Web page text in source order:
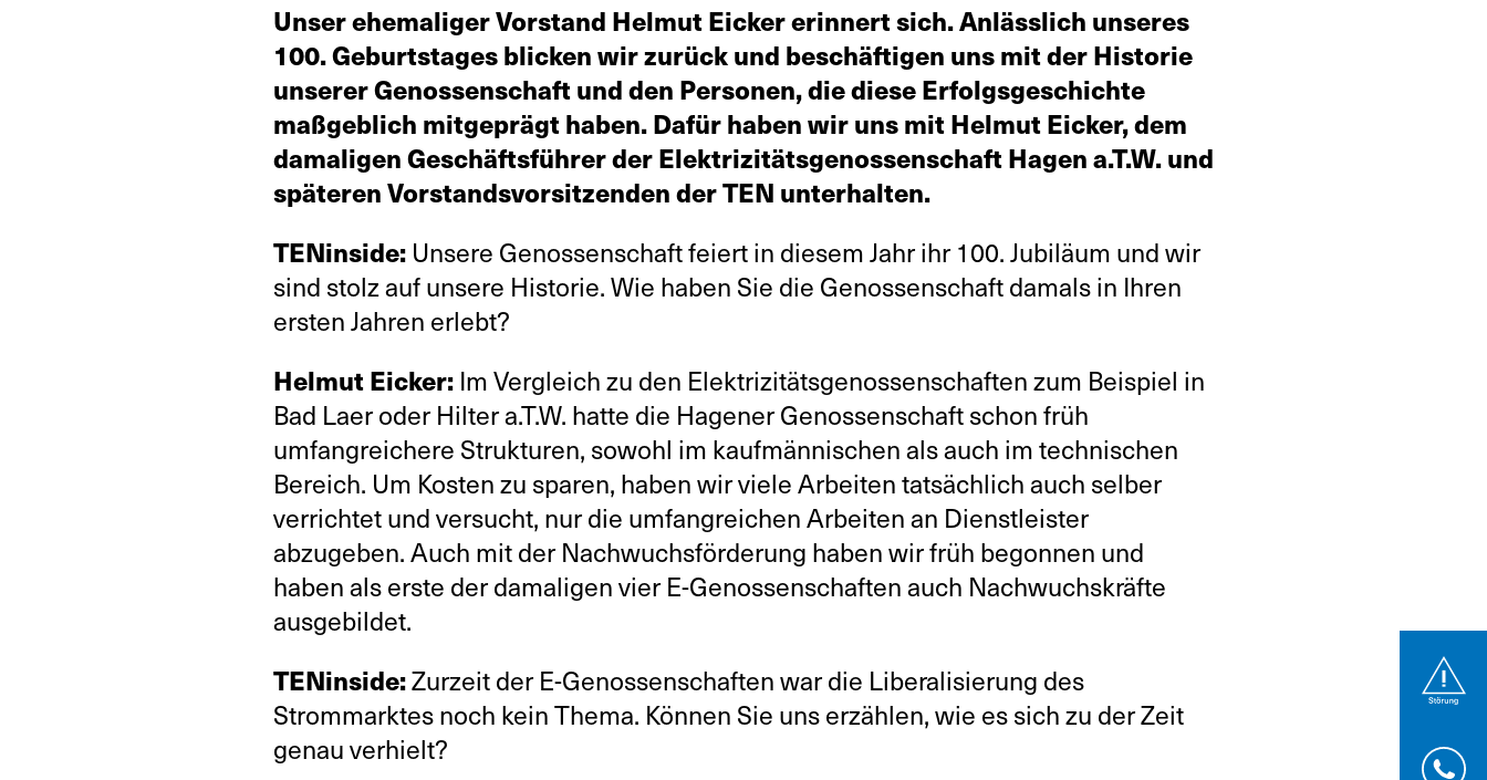
Unser ehemaliger Vorstand Helmut Eicker erinnert sich. Anlässlich unseres
100. Geburtstages blicken wir zurück und beschäftigen uns mit der Historie
unserer Genossenschaft und den Personen, die diese Erfolgsgeschichte
maßgeblich mitgeprägt haben. Dafür haben wir uns mit Helmut Eicker, dem
damaligen Geschäftsführer der Elektrizitätsgenossenschaft Hagen a.T.W. und
späteren Vorstandsvorsitzenden der TEN unterhalten.
TENinside: Unsere Genossenschaft feiert in diesem Jahr ihr 100. Jubiläum und wir
sind stolz auf unsere Historie. Wie haben Sie die Genossenschaft damals in Ihren
ersten Jahren erlebt?
Helmut Eicker: Im Vergleich zu den Elektrizitätsgenossenschaften zum Beispiel in
Bad Laer oder Hilter a.T.W. hatte die Hagener Genossenschaft schon früh
umfangreichere Strukturen, sowohl im kaufmännischen als auch im technischen
Bereich. Um Kosten zu sparen, haben wir viele Arbeiten tatsächlich auch selber
verrichtet und versucht, nur die umfangreichen Arbeiten an Dienstleister
abzugeben. Auch mit der Nachwuchsförderung haben wir früh begonnen und
haben als erste der damaligen vier E-Genossenschaften auch Nachwuchskräfte
ausgebildet.
TENinside:Zurzeit der E-Genossenschaften war die Liberalisierung des
Strommarktes noch kein Thema. Können Sie uns erzählen, wie es sich zu der Zeit
genau verhielt?